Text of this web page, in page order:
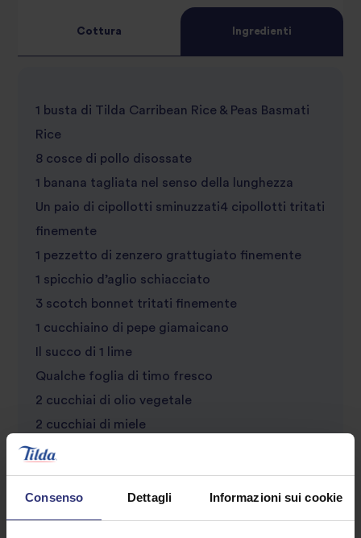
Consenso Dettagli Informazioni sui cookie
Cottura Ingredienti
1 busta di Tilda Carribean Rice & Peas Basmati
Rice
8 cosce di pollo disossate
1 banana tagliata nel senso della lunghezza
Un paio di cipollotti sminuzzati4 cipollotti tritati
finemente
1 pezzetto di zenzero grattugiato finemente
1 spicchio d’aglio schiacciato
3 scotch bonnet tritati finemente
1 cucchiaino di pepe giamaicano
Il succo di 1 lime
Qualche foglia di timo fresco
2 cucchiai di olio vegetale
2 cucchiai di miele